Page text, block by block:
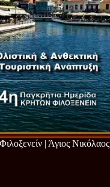
| Άγιος Νικόλαος